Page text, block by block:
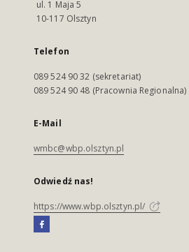
ul. 1 Maja 5
10-117 Olsztyn
Telefon
089 524 90 32 (sekretariat)
089 524 90 48 (Pracownia Regionalna)
E-Mail
wmbc@wbp.olsztyn.pl
Odwiedź nas!
https://www.wbp.olsztyn.pl/